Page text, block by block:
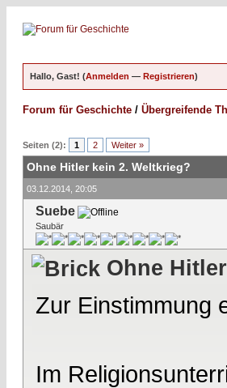
Hallo, Gast! (Anmelden — Registrieren)
Forum für Geschichte / Übergreifende
Seiten (2): 1 2 Weiter »
Ohne Hitler kein 2. Weltkrieg?
03.12.2014, 20:05
Suebe
Saubär
Ohne
Zur Einstimmung
Im